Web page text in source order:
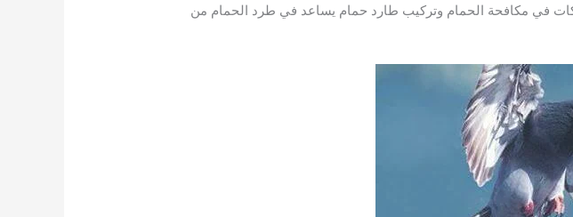
في مكافحة الحمام وتركيب طارد حمام يساعد في طرد الحمام من